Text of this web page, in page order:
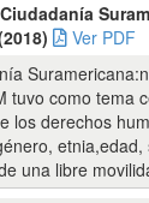
Ver PDF
tuvo como tema
los derechos
una libre